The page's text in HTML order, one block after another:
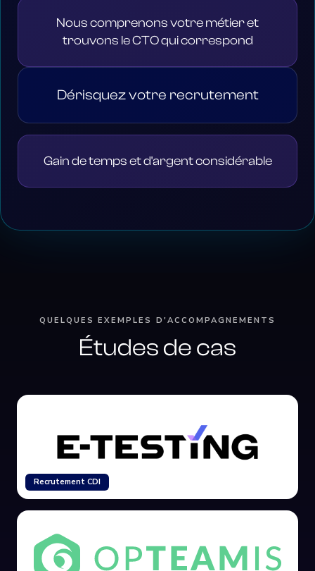
Nous comprenons votre métier et
trouvons le CTO qui correspond
Dérisquez votre recrutement
Gain de temps et d'argent considérable
QUELQUES EXEMPLES D'ACCOMPAGNEMENTS
Études de cas
Recrutement CDI